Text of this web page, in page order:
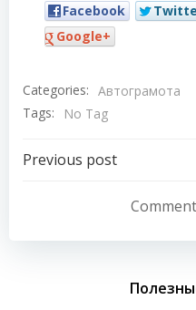
Facebook
Google+
Categories: Автограмота
Tags:
No Tag
Навигация
записям
Previous post